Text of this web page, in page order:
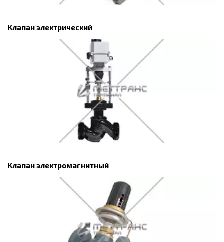
Клапан электрический
Клапан электромагнитный